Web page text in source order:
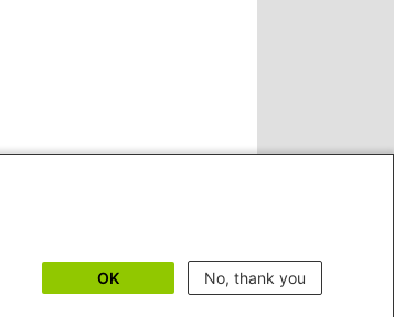
OK No, thank you